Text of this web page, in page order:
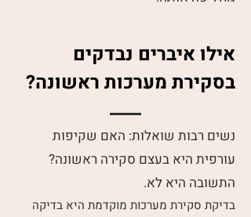
אילו איברים נבדקים
בסקירת מערכות ראשונה?
נשים רבות שואלות: האם שקיפות
עורפית היא בעצם סקירה ראשונה?
התשובה היא לא.
בדיקת סקירת מערכות מוקדמת היא בדיקה